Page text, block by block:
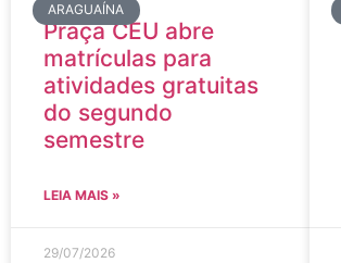
ARAGUAÍNA
Praça CEU abre
matrículas para
atividades gratuitas
do segundo
semestre
LEIA MAIS »
29/07/2026